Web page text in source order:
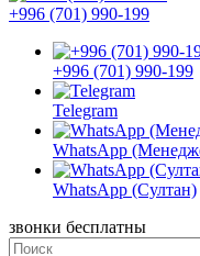
+996 (701) 990-199
+996 (701) 990-199
Telegram
WhatsApp
WhatsApp (Султан)
звонки бесплатны